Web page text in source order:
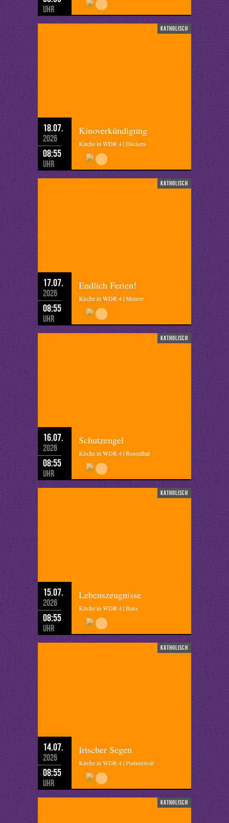
Uhr
katholisch
18.07.
2026
08:55
Uhr
Kinoverkündigung
Kirche in WDR 4 | Dückers
katholisch
17.07.
2026
08:55
Uhr
Endlich Ferien!
Kirche in WDR 4 | Meurer
katholisch
16.07.
2026
08:55
Uhr
Schutzengel
Kirche in WDR 4 | Rosenthal
katholisch
15.07.
2026
08:55
Uhr
Lebenszeugnisse
Kirche in WDR 4 | Bans
katholisch
14.07.
2026
08:55
Uhr
Irischer Segen
Kirche in WDR 4 | Podszuweit
katholisch